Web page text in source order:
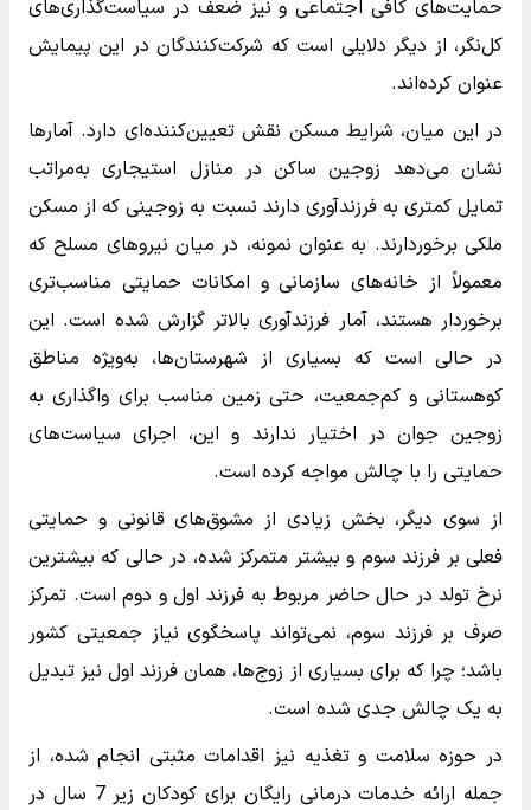
حمایت‌های کافی اجتماعی و نیز ضعف در سیاست‌گذاری‌های
کل‌نگر، از دیگر دلایلی است که شرکت‌کنندگان در این پیمایش
عنوان کرده‌اند.
در این میان، شرایط مسکن نقش تعیین‌کننده‌ای دارد. آمارها
نشان می‌دهد زوجین ساکن در منازل استیجاری به‌مراتب
تمایل کمتری به فرزندآوری دارند نسبت به زوجینی که از مسکن
ملکی برخوردارند. به عنوان نمونه، در میان نیروهای مسلح که
معمولاً از خانه‌های سازمانی و امکانات حمایتی مناسب‌تری
برخوردار هستند، آمار فرزندآوری بالاتر گزارش شده است. این
در حالی است که بسیاری از شهرستان‌ها، به‌ویژه مناطق
کوهستانی و کم‌جمعیت، حتی زمین مناسب برای واگذاری به
زوجین جوان در اختیار ندارند و این، اجرای سیاست‌های
حمایتی را با چالش مواجه کرده است.
از سوی دیگر، بخش زیادی از مشوق‌های قانونی و حمایتی
فعلی بر فرزند سوم و بیشتر متمرکز شده، در حالی که بیشترین
نرخ تولد در حال حاضر مربوط به فرزند اول و دوم است. تمرکز
صرف بر فرزند سوم، نمی‌تواند پاسخگوی نیاز جمعیتی کشور
باشد؛ چرا که برای بسیاری از زوج‌ها، همان فرزند اول نیز تبدیل
به یک چالش جدی شده است.
در حوزه سلامت و تغذیه نیز اقدامات مثبتی انجام شده، از
جمله ارائه خدمات درمانی رایگان برای کودکان زیر 7 سال در